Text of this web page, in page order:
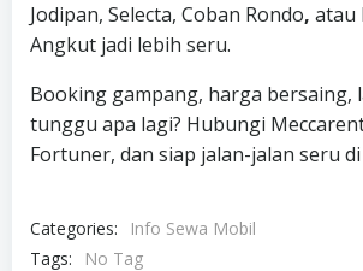
Jodipan, Selecta, Coban Rondo, atau
Angkut jadi lebih seru.
Booking gampang, harga bersaing,
tunggu apa lagi? Hubungi
Fortuner, dan siap jalan-jalan seru
Categories:
Info Sewa Mobil
Tags:
No Tag